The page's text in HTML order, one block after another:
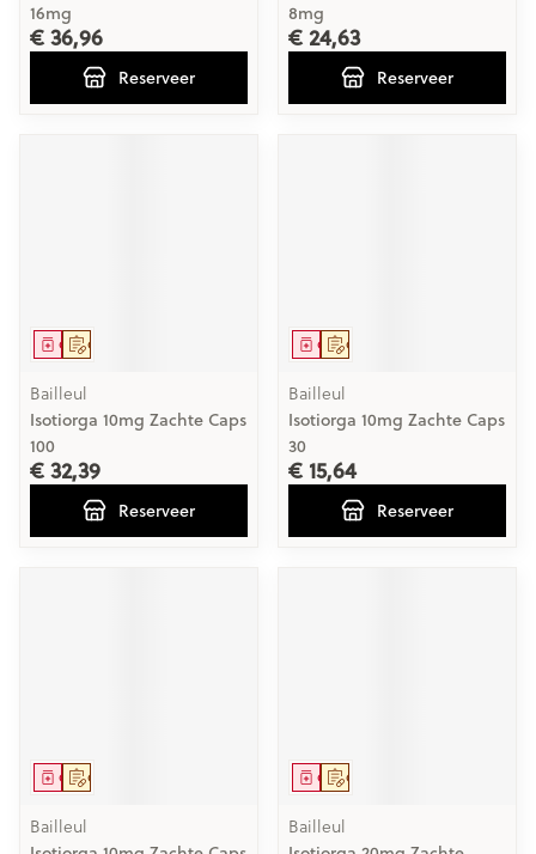
16mg
€ 36,96
Reserveer
8mg
€ 24,63
Reserveer
Op voorschrift
Geneesmiddel
Bailleul
Isotiorga 10mg Zachte Caps
100
€ 32,39
Reserveer
Op voorschrift
Geneesmiddel
Bailleul
Isotiorga 10mg Zachte Caps
30
€ 15,64
Reserveer
Op voorschrift
Geneesmiddel
Bailleul
Op voorschrift
Geneesmiddel
Bailleul